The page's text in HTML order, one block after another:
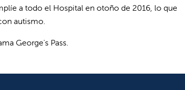
a todo el Hospital en otoño de 2016, lo que
autismo.
George's Pass.